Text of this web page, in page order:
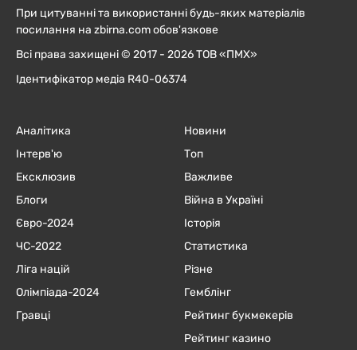
При цитуванні та використанні будь-яких матеріалів
посилання на zbirna.com обов'язкове
Всі права захищені © 2017 - 2026 ТОВ «ПМХ»
Ідентифікатор медіа R40-06374
Аналітика
Інтерв'ю
Ексклюзив
Блоги
Євро-2024
ЧC-2022
Ліга націй
Олімпіада-2024
Гравці
Новини
Топ
Важливе
Війна в Україні
Історія
Статистика
Різне
Гемблінг
Рейтинг букмекерів
Рейтинг казино